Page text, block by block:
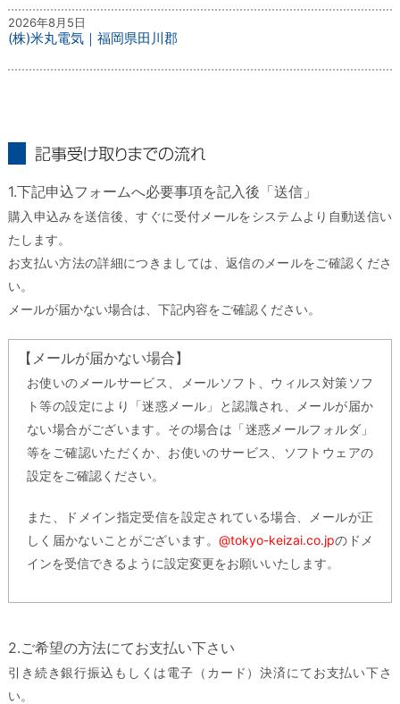
2026年8月5日
(株)米丸電気｜福岡県田川郡
1.下記申込フォームへ必要事項を記入後「送信」
購入申込みを送信後、すぐに受付メールをシステムより自動送信い
たします。
お支払い方法の詳細につきましては、返信のメールをご確認くださ
い。
メールが届かない場合は、下記内容をご確認ください。
【メールが届かない場合】
お使いのメールサービス、メールソフト、ウィルス対策ソフ
ト等の設定により「迷惑メール」と認識され、メールが届か
ない場合がございます。その場合は「迷惑メールフォルダ」
等をご確認いただくか、お使いのサービス、ソフトウェアの
設定をご確認ください。
また、ドメイン指定受信を設定されている場合、メールが正
しく届かないことがございます。@tokyo-keizai.co.jpのドメ
インを受信できるように設定変更をお願いいたします。
2.ご希望の方法にてお支払い下さい
引き続き銀行振込もしくは電子（カード）決済にてお支払い下さ
い。